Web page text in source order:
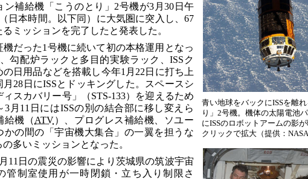
青い地球をバックにISSを離
り」2号機。機体の太陽電池
にISSのロボットアームの影が
クリックで拡大（提供：NASA
ン補給機「こうのとり」2号機が3月30日午
日本時間。以下同）に大気圏に突入し、67
るミッションを完了したと発表した。
機だった1号機に続いて初の本格運用となっ
勾配炉ラックと多目的実験ラック、ISSク
の日用品などを搭載し今年1月22日に打ち上
月28日にISSとドッキングした。スペースシ
ィスカバリー号」（STS-133）を迎えるため
3月11日にはISSの別の結合部に移し変えら
給機（ATV）、プログレス補給機、ソユー
かの間の「宇宙機大集合」の一翼を担うな
多いミッションとなった。
11日の震災の影響により茨城県の筑波宇宙
管制室使用が一時閉鎖・立ち入り制限さ